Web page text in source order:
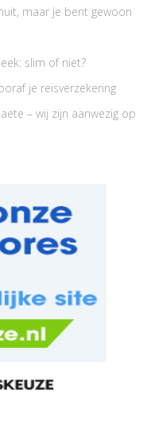
maar je bent gewoon
slim of niet?
je reisverzekering
– wij zijn aanwezig op